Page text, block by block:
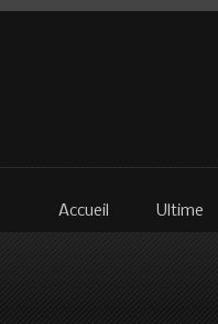
Accueil Ultime